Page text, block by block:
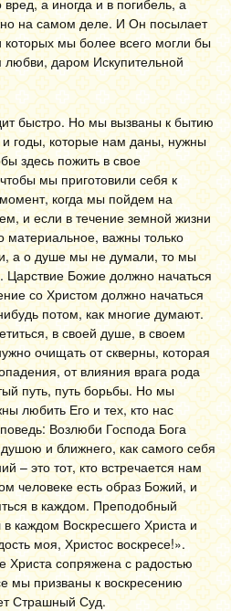
а иногда и в погибель, а
на самом деле. И Он посылает
которых мы более всего могли бы
любви, даром Искупительной
быстро. Но мы вызваны к бытию
годы, которые нам даны, нужны
здесь пожить в свое
мы приготовили себя к
когда мы пойдем на
и если в течение земной жизни
материальное, важны только
а о душе мы не думали, то мы
Божие должно начаться
со Христом должно начаться
потом, как многие думают.
в своей душе, в своем
очищать от скверны, которая
от влияния врага рода
путь, путь борьбы. Но мы
любить Его и тех, кто нас
Возлюби Господа Бога
и ближнего, как самого себя
– это тот, кто встречается нам
человеке есть образ Божий, и
в каждом. Преподобный
каждом Воскресшего Христа и
моя, Христос воскресе!».
Христа сопряжена с радостью
мы призваны к воскресению
Страшный Суд.